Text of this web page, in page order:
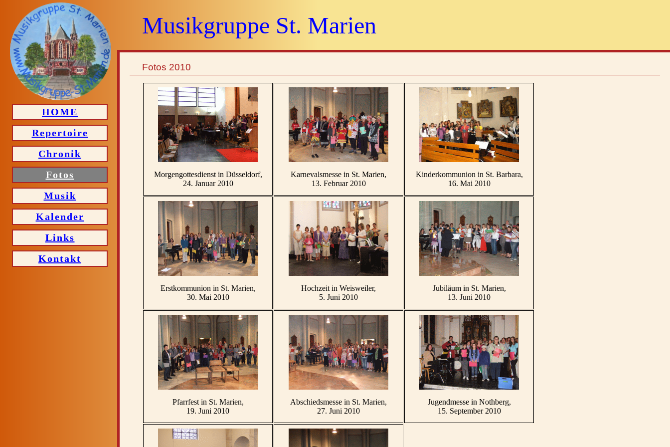
Musikgruppe St. Marien
HOME
Repertoire
Chronik
Fotos
Musik
Kalender
Links
Kontakt
Fotos 2010
Morgengottesdienst in Düsseldorf,
24. Januar 2010
Karnevalsmesse in St. Marien,
13. Februar 2010
Kinderkommunion in St. Barbara,
16. Mai 2010
Erstkommunion in St. Marien,
30. Mai 2010
Hochzeit in Weisweiler,
5. Juni 2010
Jubiläum in St. Marien,
13. Juni 2010
Pfarrfest in St. Marien,
19. Juni 2010
Abschiedsmesse in St. Marien,
27. Juni 2010
Jugendmesse in Nothberg,
15. September 2010